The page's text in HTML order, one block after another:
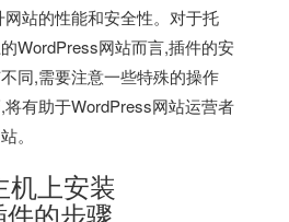
站的性能和安全性。对于托
的WordPress网站而言,插件的安
同,需要注意一些特殊的操作
有助于WordPress网站运营者
。
机 上安装
的步骤